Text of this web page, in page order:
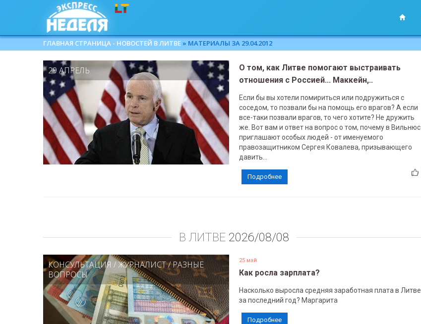
ГЛАВНАЯ СТРАНИЦА - НОВОСТЕЙ В ЛИТВЕ » МАТЕРИАЛЫ ЗА 29.04.2012
29 АПРЕЛЬ
О том, как Литве помогают выстраивать
отношения с Россией... Маккейн,..
Если бы вы хотели помириться или подружиться с
соседом, то позвали бы на помощь его врагов? А если
все-таки позвали врагов, то чего хотите? Не дружить
же. Вот вам и ответ на вопрос о том, почему в Вильнюс
приглашают особых людей - от именуемого
правозащитником Сергея Ковалева, призывающего
давить...
Подробнее
В ЛИТВЕ 2026/08/08
КОНСУЛЬТАЦИЯ /ЖУРНАЛИСТ/РАЗНЫЕ
ВОПРОСЫ
25 май
Как росла зарплата?
Насколько выросла средняя заработная плата в Литве
за последний год? Маргарита
Подробнее